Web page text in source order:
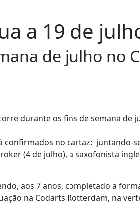
a 19 de
de julho no
durante os fins de semana de
confirmados no cartaz: juntando-
(4 de julho), a saxofonista
aos 7 anos, completado a
na Codarts Rotterdam, na